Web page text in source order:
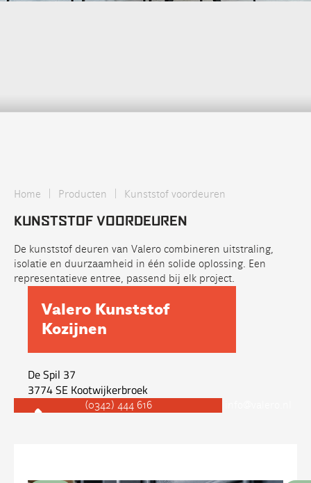
Home | Producten | Kunststof voordeuren
KUNSTSTOF VOORDEUREN
De kunststof deuren van Valero combineren uitstraling,
isolatie en duurzaamheid in één solide oplossing. Een
representatieve entree, passend bij elk project.
Valero Kunststof
Kozijnen
De Spil 37
3774 SE Kootwijkerbroek
(0342) 444 616